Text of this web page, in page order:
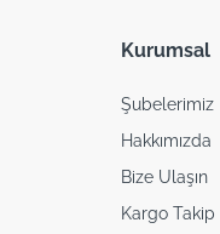
Kurumsal
Şubelerimiz
Hakkımızda
Bize Ulaşın
Kargo Takip